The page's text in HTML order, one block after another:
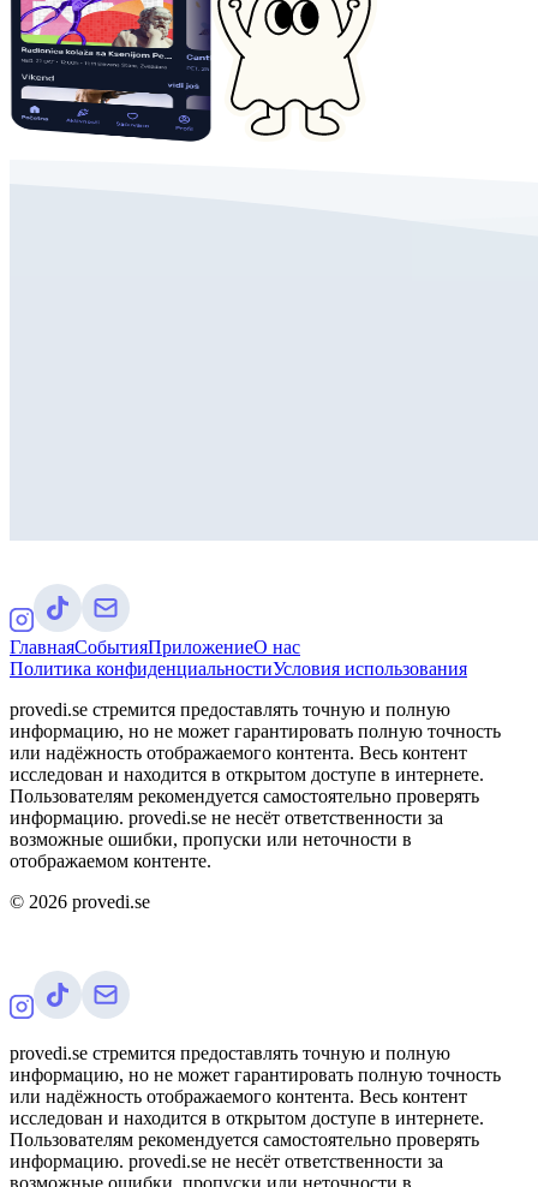
ГлавнаяСобытияПриложениеО нас
Политика конфиденциальностиУсловия использования
provedi.se стремится предоставлять точную и полную
информацию, но не может гарантировать полную точность
или надёжность отображаемого контента. Весь контент
исследован и находится в открытом доступе в интернете.
Пользователям рекомендуется самостоятельно проверять
информацию. provedi.se не несёт ответственности за
возможные ошибки, пропуски или неточности в
отображаемом контенте.
© 2026 provedi.se
provedi.se стремится предоставлять точную и полную
информацию, но не может гарантировать полную точность
или надёжность отображаемого контента. Весь контент
исследован и находится в открытом доступе в интернете.
Пользователям рекомендуется самостоятельно проверять
информацию. provedi.se не несёт ответственности за
возможные ошибки, пропуски или неточности в